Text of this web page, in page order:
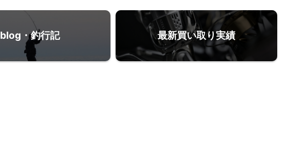
blog・釣行記 最新買い取り実績